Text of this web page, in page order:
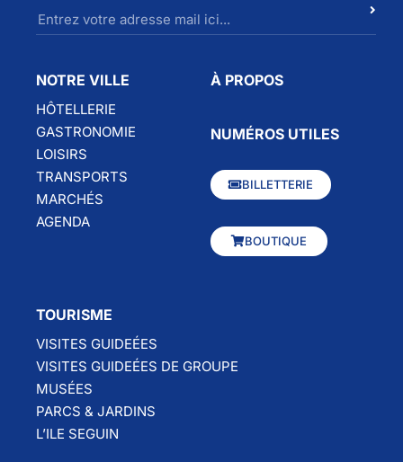
NOTRE VILLE
HÔTELLERIE
GASTRONOMIE
LOISIRS
TRANSPORTS
MARCHÉS
AGENDA
À PROPOS
NUMÉROS UTILES
BILLETTERIE
BOUTIQUE
TOURISME
VISITES GUIDEÉES
VISITES GUIDEÉES DE GROUPE
MUSÉES
PARCS & JARDINS
L’ILE SEGUIN